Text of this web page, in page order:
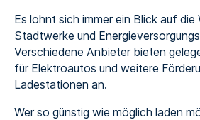
Es lohnt sich immer ein Blick auf die
Stadtwerke und
Verschiedene Anbieter bieten
für Elektroautos und weitere
Ladestationen an.
Wer so günstig wie möglich laden